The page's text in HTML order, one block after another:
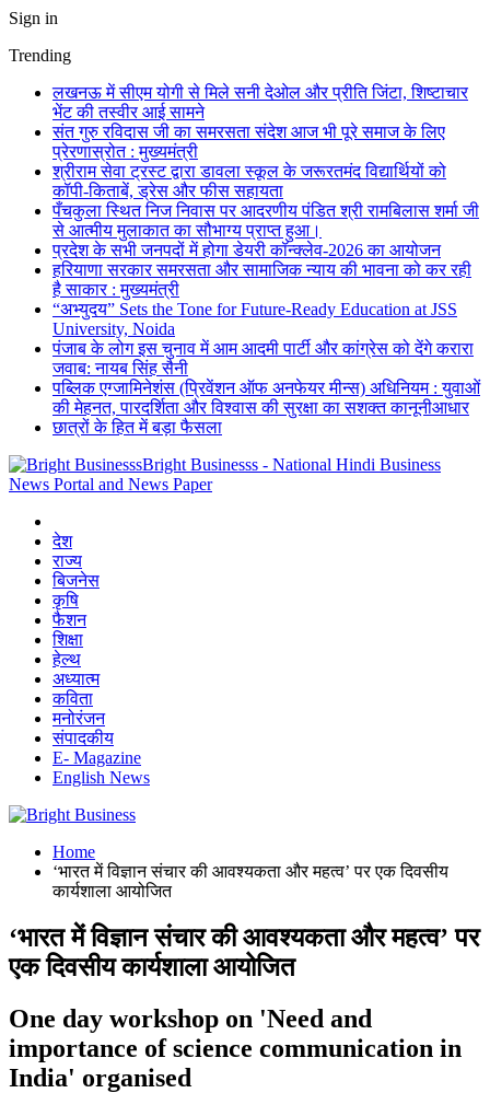
Sign in
Trending
लखनऊ में सीएम योगी से मिले सनी देओल और प्रीति जिंटा, शिष्टाचार
भेंट की तस्वीर आई सामने
संत गुरु रविदास जी का समरसता संदेश आज भी पूरे समाज के लिए
प्रेरणास्रोत : मुख्यमंत्री
श्रीराम सेवा ट्रस्ट द्वारा डावला स्कूल के जरूरतमंद विद्यार्थियों को
कॉपी-किताबें, ड्रेस और फीस सहायता
पँचकुला स्थित निज निवास पर आदरणीय पंडित श्री रामबिलास शर्मा जी
से आत्मीय मुलाकात का सौभाग्य प्राप्त हुआ।
प्रदेश के सभी जनपदों में होगा डेयरी कॉन्क्लेव-2026 का आयोजन
हरियाणा सरकार समरसता और सामाजिक न्याय की भावना को कर रही
है साकार : मुख्यमंत्री
“अभ्युदय” Sets the Tone for Future-Ready Education at JSS
University, Noida
पंजाब के लोग इस चुनाव में आम आदमी पार्टी और कांग्रेस को देंगे करारा
जवाब: नायब सिंह सैनी
पब्लिक एग्जामिनेशंस (प्रिवेंशन ऑफ अनफेयर मीन्स) अधिनियम : युवाओं
की मेहनत, पारदर्शिता और विश्वास की सुरक्षा का सशक्त कानूनीआधार
छात्रों के हित में बड़ा फैसला
Bright Businesss - National Hindi Business
News Portal and News Paper
देश
राज्य
बिजनेस
कृषि
फैशन
शिक्षा
हेल्थ
अध्यात्म
कविता
मनोरंजन
संपादकीय
E- Magazine
English News
Home
‘भारत में विज्ञान संचार की आवश्यकता और महत्व’ पर एक दिवसीय
कार्यशाला आयोजित
‘भारत में विज्ञान संचार की आवश्यकता और महत्व’ पर
एक दिवसीय कार्यशाला आयोजित
One day workshop on 'Need and
importance of science communication in
India' organised